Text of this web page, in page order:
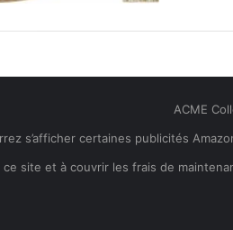
ACME
s’afficher certaines publicités
site et à couvrir les frais de